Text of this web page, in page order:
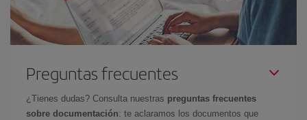
Preguntas frecuentes
¿Tienes dudas? Consulta nuestras preguntas frecuentes
sobre documentación: te aclaramos los documentos que